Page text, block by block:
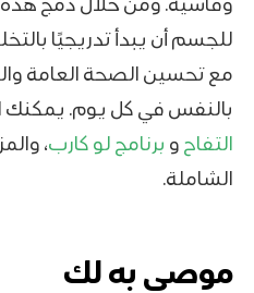
للجسم أن يبدأ تدريجيًا
مع تحسين الصحة العامة
بالنفس في كل يوم. يمكنك
التفاح و برنامج لو كارب،
الشاملة.
موصى به لك